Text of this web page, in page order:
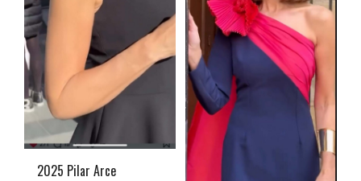
2025 Pilar Arce